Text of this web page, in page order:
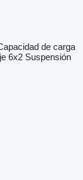
de carga
6x2 Suspensión